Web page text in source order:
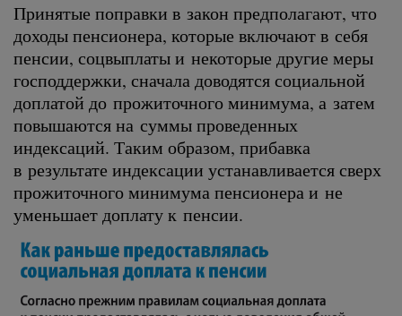
Принятые поправки в закон предполагают, что
доходы пенсионера, которые включают в себя
пенсии, соцвыплаты и некоторые другие меры
господдержки, сначала доводятся социальной
доплатой до прожиточного минимума, а затем
повышаются на суммы проведенных
индексаций. Таким образом, прибавка
в результате индексации устанавливается сверх
прожиточного минимума пенсионера и не
уменьшает доплату к пенсии.